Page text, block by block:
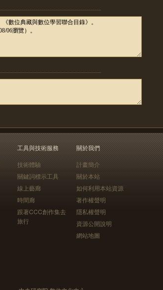
工具與技術服務
技術體驗
關鍵詞標示工具
線上藝廊
時間廊
跟著CCC創作集去
旅行
關於我們
計畫簡介
關於本站
如何利用本站資源
著作權聲明
隱私權聲明
資源公開說明
網站地圖